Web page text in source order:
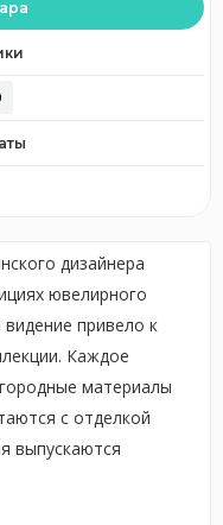
дизайнера
ювелирного
привело к
Каждое
материалы
с отделкой
выпускаются